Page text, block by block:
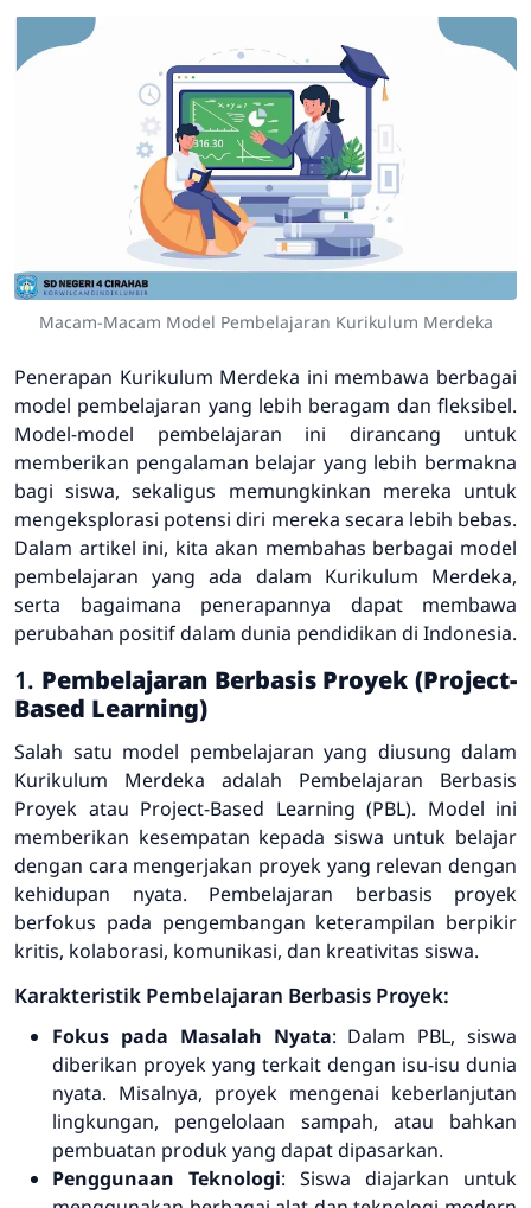
Macam-Macam Model Pembelajaran Kurikulum Merdeka
Penerapan Kurikulum Merdeka ini membawa berbagai
model pembelajaran yang lebih beragam dan fleksibel.
Model-model pembelajaran ini dirancang untuk
memberikan pengalaman belajar yang lebih bermakna
bagi siswa, sekaligus memungkinkan mereka untuk
mengeksplorasi potensi diri mereka secara lebih bebas.
Dalam artikel ini, kita akan membahas berbagai model
pembelajaran yang ada dalam Kurikulum Merdeka,
serta bagaimana penerapannya dapat membawa
perubahan positif dalam dunia pendidikan di Indonesia.
1. Pembelajaran Berbasis Proyek (Project-
Based Learning)
Salah satu model pembelajaran yang diusung dalam
Kurikulum Merdeka adalah Pembelajaran Berbasis
Proyek atau Project-Based Learning (PBL). Model ini
memberikan kesempatan kepada siswa untuk belajar
dengan cara mengerjakan proyek yang relevan dengan
kehidupan nyata. Pembelajaran berbasis proyek
berfokus pada pengembangan keterampilan berpikir
kritis, kolaborasi, komunikasi, dan kreativitas siswa.
Karakteristik Pembelajaran Berbasis Proyek:
Fokus pada Masalah Nyata: Dalam PBL, siswa
diberikan proyek yang terkait dengan isu-isu dunia
nyata. Misalnya, proyek mengenai keberlanjutan
lingkungan, pengelolaan sampah, atau bahkan
pembuatan produk yang dapat dipasarkan.
Penggunaan Teknologi: Siswa diajarkan untuk